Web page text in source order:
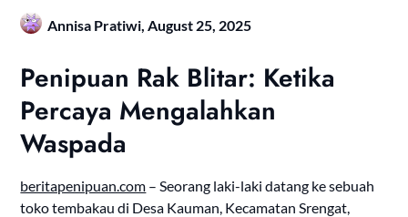
Annisa Pratiwi,August 25, 2025
Penipuan Rak Blitar: Ketika
Percaya Mengalahkan
Waspada
beritapenipuan.com – Seorang laki-laki datang ke sebuah
toko tembakau di Desa Kauman, Kecamatan Srengat,